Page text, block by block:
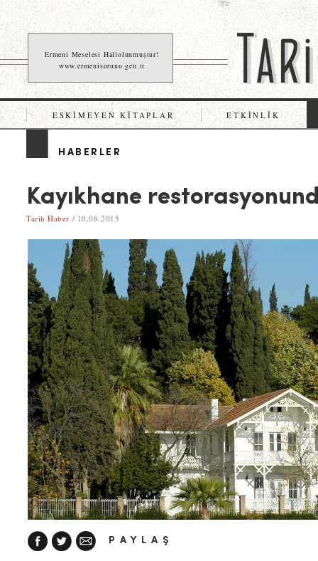
Ermeni Meselesi Hallolunmuştur!
www.ermenisorunu.gen.tr
ESKIMEYEN KITAPLAR ETKINLIK
HABERLER
Kayıkhane
Tarih Haber / 10.08.2015
PAYLAŞ